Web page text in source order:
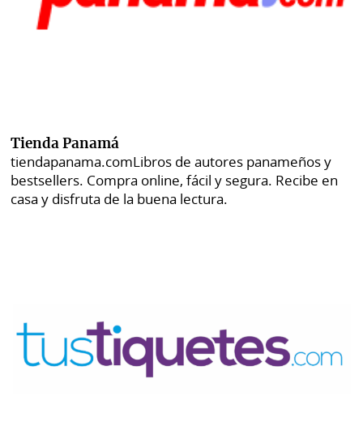
Tienda Panamá
tiendapanama.comLibros de autores panameños y
bestsellers. Compra online, fácil y segura. Recibe en
casa y disfruta de la buena lectura.